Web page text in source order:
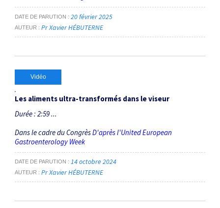
DATE DE PARUTION 20 février 2025
AUTEUR Pr Xavier HÉBUTERNE
Vidéo
Les aliments ultra-transformés dans le viseur
Durée : 2:59 ...
Dans le cadre du CongrèsD'après l'United European
Gastroenterology Week
DATE DE PARUTION 14 octobre 2024
AUTEUR Pr Xavier HÉBUTERNE